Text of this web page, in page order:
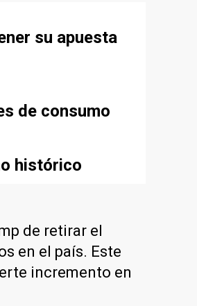
su apuesta
de consumo
histórico
de retirar el
en el país. Este
incremento en